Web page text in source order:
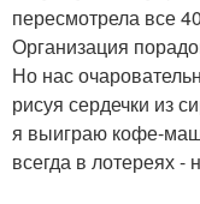
пересмотрела все
Организация
Но нас
рисуя сердечки из
я выиграю кофе-
всегда в лотереях -